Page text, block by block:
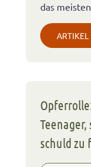
das
ARTIKEL
schuld zu